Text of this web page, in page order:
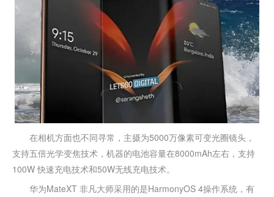
在相机方面也不同寻常，主摄为5000万像素可变光圈镜头，
支持五倍光学变焦技术，机器的电池容量在8000mAh左右，支持
100W 快速充电技术和50W无线充电技术。
华为MateXT 非凡大师采用的是HarmonyOS 4操作系统，有